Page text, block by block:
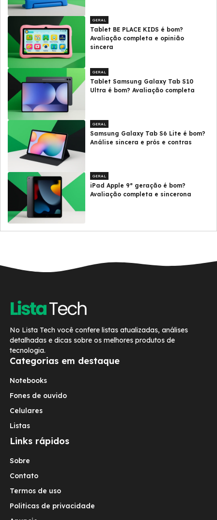
GERAL
Tablet BE PLACE KIDS é bom?
Avaliação completa e opinião
sincera
GERAL
Tablet Samsung Galaxy Tab S10
Ultra é bom? Avaliação completa
GERAL
Samsung Galaxy Tab S6 Lite é bom?
Análise sincera e prós e contras
GERAL
iPad Apple 9ª geração é bom?
Avaliação completa e sincerona
No Lista Tech você confere listas atualizadas, análises
detalhadas e dicas sobre os melhores produtos de
tecnologia.
Categorias em destaque
Notebooks
Fones de ouvido
Celulares
Listas
Links rápidos
Sobre
Contato
Termos de uso
Politicas de privacidade